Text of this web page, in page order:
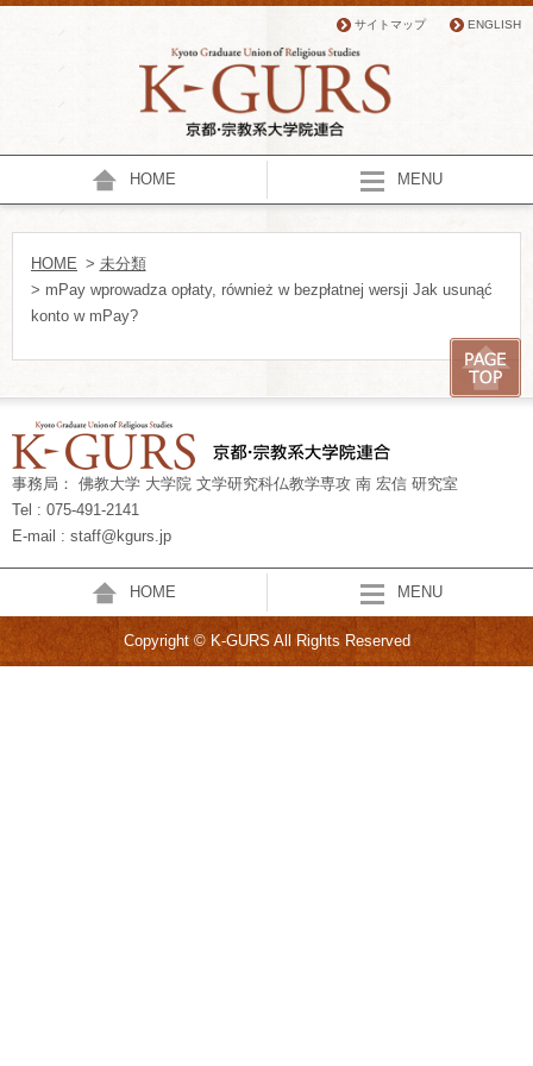
サイトマップ ENGLISH
HOME MENU
HOME > 未分類
> mPay wprowadza opłaty, również w bezpłatnej wersji Jak usunąć
konto w mPay?
事務局： 佛教大学 大学院 文学研究科仏教学専攻 南 宏信 研究室
Tel : 075-491-2141
E-mail : staff@kgurs.jp
HOME MENU
Copyright © K-GURS All Rights Reserved